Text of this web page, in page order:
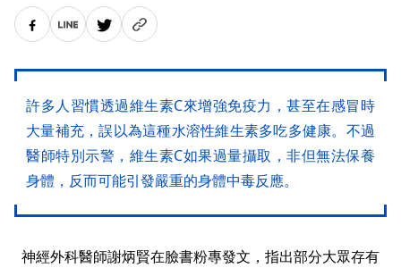
許多人習慣透過維生素C來增強免疫力，甚至在感冒時
大量補充，誤以為這種水溶性維生素多吃多健康。不過
醫師特別示警，維生素C如果過量攝取，非但無法保養
身體，反而可能引發嚴重的身體中毒反應。
神經外科醫師謝炳賢在臉書粉專發文，指出部分大眾存有